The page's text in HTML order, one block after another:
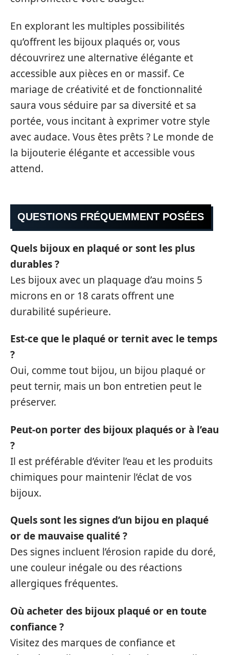
En explorant les multiples possibilités
qu’offrent les bijoux plaqués or, vous
découvrirez une alternative élégante et
accessible aux pièces en or massif. Ce
mariage de créativité et de fonctionnalité
saura vous séduire par sa diversité et sa
portée, vous incitant à exprimer votre style
avec audace. Vous êtes prêts ? Le monde de
la bijouterie élégante et accessible vous
attend.
QUESTIONS FRÉQUEMMENT POSÉES
Quels bijoux en plaqué or sont les plus
durables ?
Les bijoux avec un plaquage d’au moins 5
microns en or 18 carats offrent une
durabilité supérieure.
Est-ce que le plaqué or ternit avec le temps
?
Oui, comme tout bijou, un bijou plaqué or
peut ternir, mais un bon entretien peut le
préserver.
Peut-on porter des bijoux plaqués or à l’eau
?
Il est préférable d’éviter l’eau et les produits
chimiques pour maintenir l’éclat de vos
bijoux.
Quels sont les signes d’un bijou en plaqué
or de mauvaise qualité ?
Des signes incluent l’érosion rapide du doré,
une couleur inégale ou des réactions
allergiques fréquentes.
Où acheter des bijoux plaqué or en toute
confiance ?
Visitez des marques de confiance et